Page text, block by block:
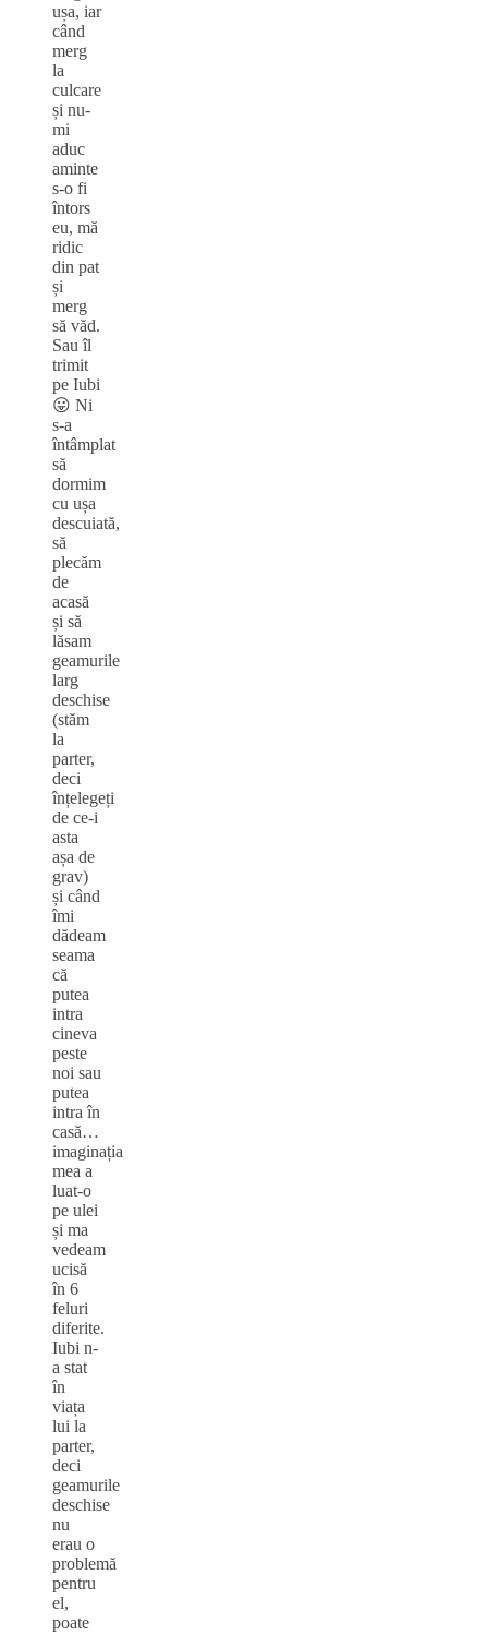
ușa, iar
când
merg
la
culcare
și nu-
mi
aduc
aminte
s-o fi
întors
eu, mă
ridic
din pat
și
merg
să văd.
Sau îl
trimit
pe Iubi
😛 Ni
s-a
întâmplat
să
dormim
cu ușa
descuiată,
să
plecăm
de
acasă
și să
lăsam
geamurile
larg
deschise
(stăm
la
parter,
deci
înțelegeți
de ce-i
asta
așa de
grav)
și când
îmi
dădeam
seama
că
putea
intra
cineva
peste
noi sau
putea
intra în
casă…
imaginația
mea a
luat-o
pe ulei
și ma
vedeam
ucisă
în 6
feluri
diferite.
Iubi n-
a stat
în
viața
lui la
parter,
deci
geamurile
deschise
nu
erau o
problemă
pentru
el,
poate